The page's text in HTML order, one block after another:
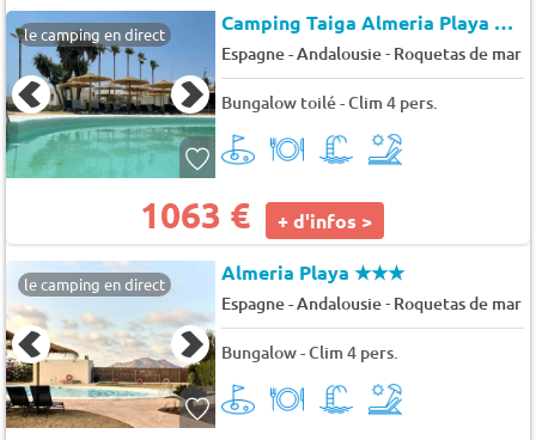
le camping en direct Camping Taiga Almeria Playa
Espagne - Andalousie- Roquetas de mar
Bungalow toilé - Clim 4 pers.
1063 € + d'infos >
le camping en direct Almeria Playa★★★
Espagne - Andalousie- Roquetas de mar
Bungalow - Clim 4 pers.